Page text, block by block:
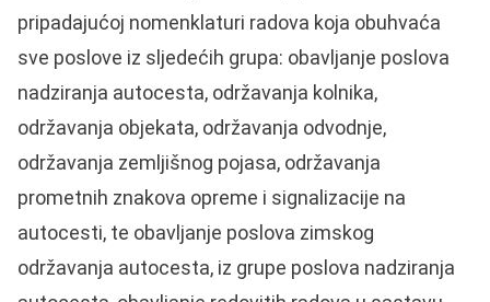
pripadajućoj nomenklaturi radova koja obuhvaća
sve poslove iz sljedećih grupa: obavljanje poslova
nadziranja autocesta, održavanja kolnika,
održavanja objekata, održavanja odvodnje,
održavanja zemljišnog pojasa, održavanja
prometnih znakova opreme i signalizacije na
autocesti, te obavljanje poslova zimskog
održavanja autocesta, iz grupe poslova nadziranja